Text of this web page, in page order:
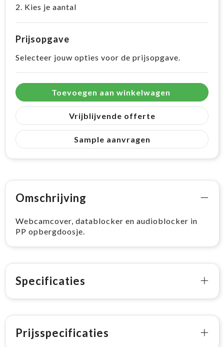
2. Kies je aantal
Prijsopgave
Selecteer jouw opties voor de prijsopgave.
Toevoegen aan winkelwagen
Vrijblijvende offerte
Sample aanvragen
Omschrijving
Webcamcover, datablocker en audioblocker in
PP opbergdoosje.
Specificaties
Prijsspecificaties